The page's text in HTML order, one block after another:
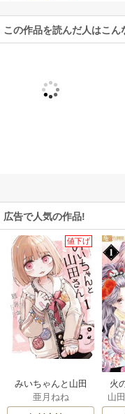
この作品を読んだ人はこ
広告で人気の作品!
値下げ
みいちゃんと山田
さん
亜月ねね
火
人
間
山